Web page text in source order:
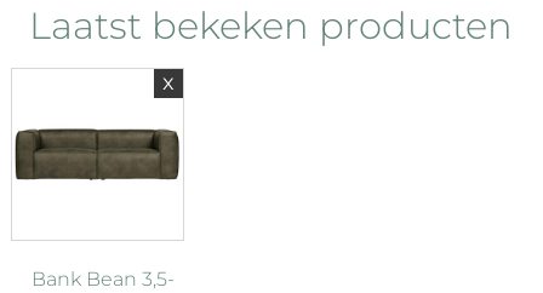
Laatst bekeken producten
Bank Bean 3,5-
x